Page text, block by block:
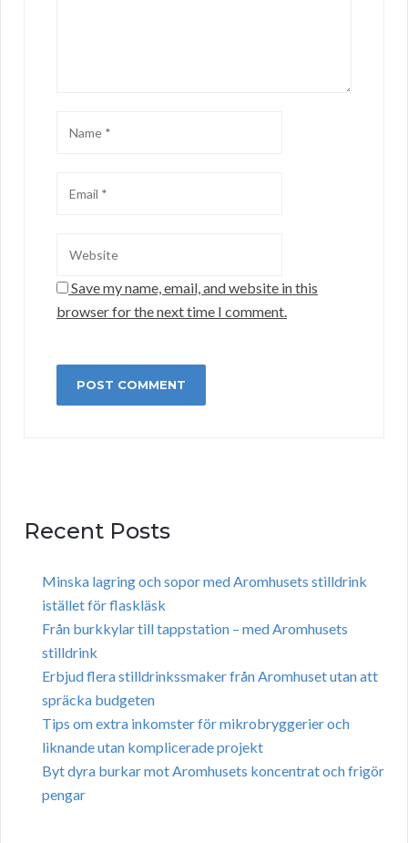
Save my name, email, and website in this
browser for the next time I comment.
Recent Posts
Minska lagring och sopor med Aromhusets stilldrink
istället för flaskläsk
Från burkkylar till tappstation – med Aromhusets
stilldrink
Erbjud flera stilldrinkssmaker från Aromhuset utan att
spräcka budgeten
Tips om extra inkomster för mikrobryggerier och
liknande utan komplicerade projekt
Byt dyra burkar mot Aromhusets koncentrat och frigör
pengar